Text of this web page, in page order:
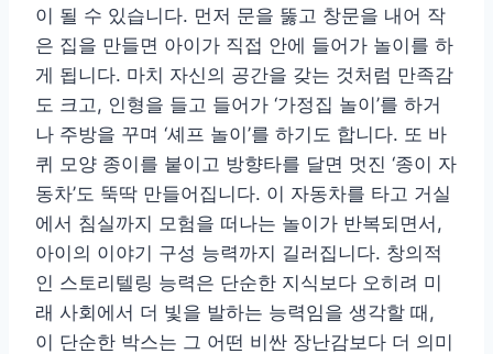
이 될 수 있습니다. 먼저 문을 뚫고 창문을 내어 작
은 집을 만들면 아이가 직접 안에 들어가 놀이를 하
게 됩니다. 마치 자신의 공간을 갖는 것처럼 만족감
도 크고, 인형을 들고 들어가 ‘가정집 놀이’를 하거
나 주방을 꾸며 ‘셰프 놀이’를 하기도 합니다. 또 바
퀴 모양 종이를 붙이고 방향타를 달면 멋진 ‘종이 자
동차’도 뚝딱 만들어집니다. 이 자동차를 타고 거실
에서 침실까지 모험을 떠나는 놀이가 반복되면서,
아이의 이야기 구성 능력까지 길러집니다. 창의적
인 스토리텔링 능력은 단순한 지식보다 오히려 미
래 사회에서 더 빛을 발하는 능력임을 생각할 때,
이 단순한 박스는 그 어떤 비싼 장난감보다 더 의미